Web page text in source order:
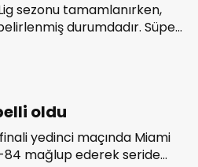
sezonu tamamlanırken,
durumdadır. Süper
elde ettikleri gelirler,
oldu
yedinci maçında Miami
84 mağlup ederek seride